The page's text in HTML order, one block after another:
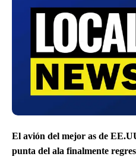
El avión del mejor as de
punta del ala finalmente